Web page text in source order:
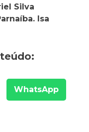
Silva
Isa
WhatsApp